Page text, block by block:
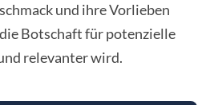
und ihre Vorlieben
Botschaft für potenzielle
relevanter wird.